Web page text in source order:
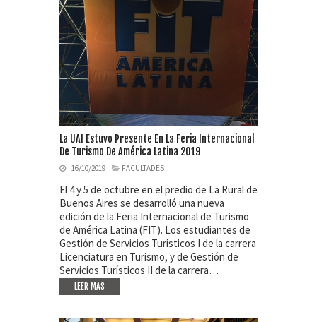
La UAI Estuvo Presente En La Feria Internacional
De Turismo De América Latina 2019
16/10/2019 FACULTADES
El 4 y 5 de octubre en el predio de La Rural de
Buenos Aires se desarrolló una nueva
edición de la Feria Internacional de Turismo
de América Latina (FIT). Los estudiantes de
Gestión de Servicios Turísticos I de la carrera
Licenciatura en Turismo, y de Gestión de
Servicios Turísticos II de la carrera…
LEER MAS